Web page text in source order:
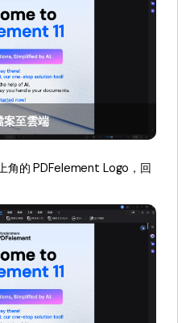
案至雲端
角的 PDFelement Logo，回